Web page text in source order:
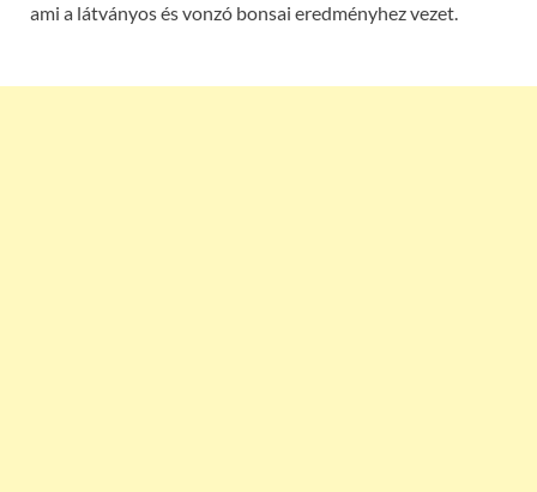
ami a látványos és vonzó bonsai eredményhez vezet.